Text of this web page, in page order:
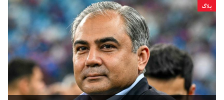
بلاگ